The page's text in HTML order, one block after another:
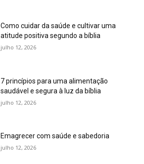
Como cuidar da saúde e cultivar uma
atitude positiva segundo a bíblia
julho 12, 2026
7 princípios para uma alimentação
saudável e segura à luz da bíblia
julho 12, 2026
Emagrecer com saúde e sabedoria
julho 12, 2026